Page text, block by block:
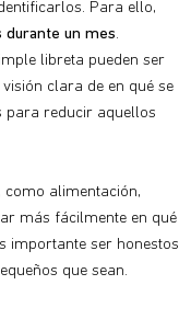
Para ello,
un mes.
libreta pueden ser
clara de en qué se
para reducir aquellos
, como alimentación,
más fácilmente en qué
importante ser honestos
que sean.